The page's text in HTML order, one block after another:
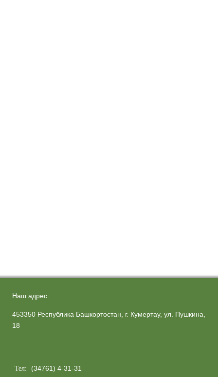
Наш адрес:
453350 Республика Башкортостан, г. Кумертау, ул. Пушкина,
18
Тел: (34761) 4-31-31